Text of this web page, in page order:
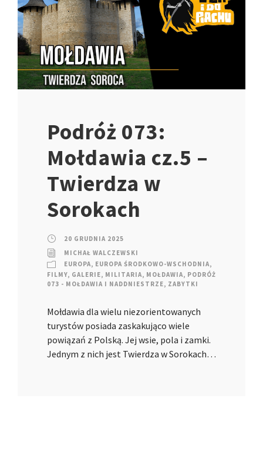
Podróż 073:
Mołdawia cz.5 –
Twierdza w
Sorokach
20 GRUDNIA 2025
MICHAŁ WALCZEWSKI
EUROPA, EUROPA ŚRODKOWO-WSCHODNIA,
FILMY, GALERIE, MILITARIA, MOŁDAWIA, PODRÓŻ
073 - MOŁDAWIA I NADDNIESTRZE, ZABYTKI
Mołdawia dla wielu niezorientowanych
turystów posiada zaskakująco wiele
powiązań z Polską. Jej wsie, pola i zamki.
Jednym z nich jest Twierdza w Sorokach…